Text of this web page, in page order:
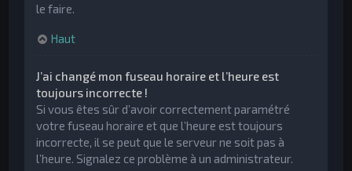
le faire.
Haut
J’ai changé mon fuseau horaire et l’heure est
toujours incorrecte !
Si vous êtes sûr d’avoir correctement paramétré
votre fuseau horaire et que l’heure est toujours
incorrecte, il se peut que le serveur ne soit pas à
l’heure. Signalez ce problème à un administrateur.